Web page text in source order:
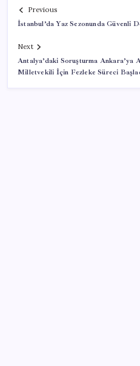
Previous
İstanbul’da Yaz Sezonunda Güvenli
Next
Antalya’daki Soruşturma Ankara’ya
Milletvekili İçin Fezleke Süreci